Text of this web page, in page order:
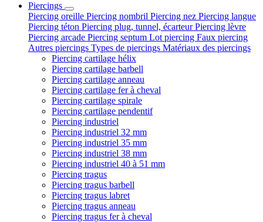
Piercings
Piercing oreille Piercing nombril Piercing nez Piercing langue
Piercing téton Piercing plug, tunnel, écarteurPiercing lèvre
Piercing arcade Piercing septum Lot piercing Faux piercing
Autres piercings Types de piercings Matériaux des piercings
Piercing cartilage hélix
Piercing cartilage barbell
Piercing cartilage anneau
Piercing cartilage fer à cheval
Piercing cartilage spirale
Piercing cartilage pendentif
Piercing industriel
Piercing industriel 32 mm
Piercing industriel 35 mm
Piercing industriel 38 mm
Piercing industriel 40 à 51 mm
Piercing tragus
Piercing tragus barbell
Piercing tragus labret
Piercing tragus anneau
Piercing tragus fer à cheval